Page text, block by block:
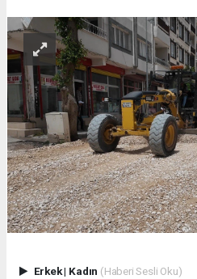
Erkek| Kadın (Haberi Sesli Oku)